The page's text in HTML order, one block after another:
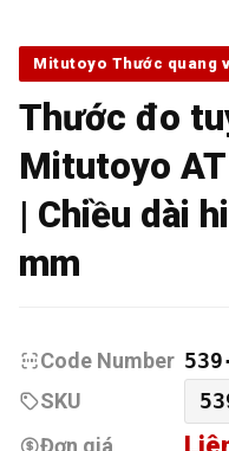
Mitutoyo Thước quang
Thước đo
Mitutoyo
| Chiều dài
mm
Code Number
SKU
Đơn giá